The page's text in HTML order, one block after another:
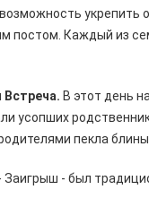
укрепить
постом. Каждый из
Встреча. В этот день
усопших
пекла
Заигрыш - был